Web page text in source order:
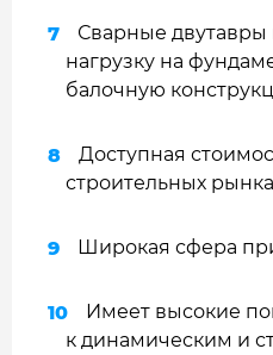
Сварные двутавры
нагрузку на
балочную
Доступная
строительных
Широкая сфера
Имеет высокие
к динамическим и